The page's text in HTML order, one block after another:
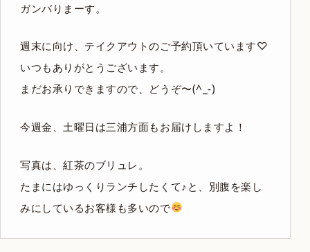
ガンバりまーす。
週末に向け、テイクアウトのご予約頂いています♡
いつもありがとうございます。
まだお承りできますので、どうぞ〜(^_-)
今週金、土曜日は三浦方面もお届けしますよ！
写真は、紅茶のブリュレ。
たまにはゆっくりランチしたくて♪と、別腹を楽し
みにしているお客様も多いので